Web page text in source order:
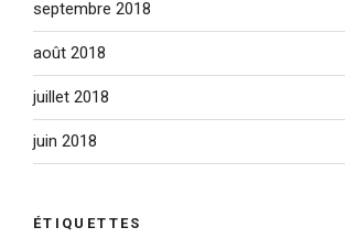
septembre 2018
août 2018
juillet 2018
juin 2018
ÉTIQUETTES